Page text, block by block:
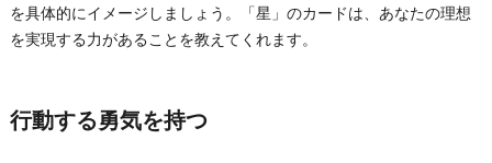
を具体的にイメージしましょう。「星」のカードは、あなたの理想
を実現する力があることを教えてくれます。
行動する勇気を持つ